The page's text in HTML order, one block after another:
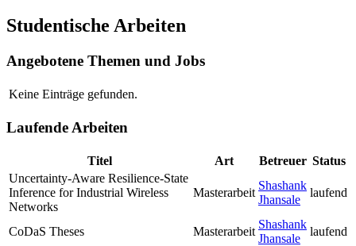
Studentische Arbeiten
Angebotene Themen und Jobs
Keine Einträge gefunden.
Laufende Arbeiten
Titel Art Betreuer Status
Uncertainty-Aware Resilience-State
Inference for Industrial Wireless
Networks
Masterarbeit
Shashank
Jhansale
laufend
CoDaS Theses Masterarbeit
Shashank
Jhansale
laufend